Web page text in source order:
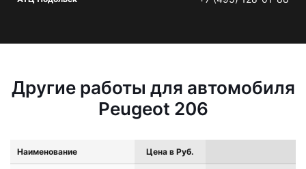
Другие работы для автомобиля
Peugeot 206
Наименование Цена в Руб.